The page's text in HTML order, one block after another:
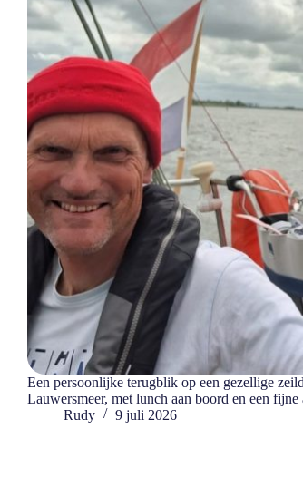
Een persoonlijke terugblik op een gezellige
Lauwersmeer, met lunch aan boord en een
Rudy
9 juli 2026